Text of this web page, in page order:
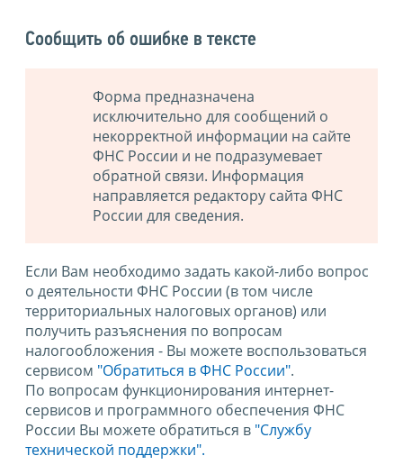
Сообщить об ошибке в тексте
Форма предназначена
исключительно для сообщений о
некорректной информации на сайте
ФНС России и не подразумевает
обратной связи. Информация
направляется редактору сайта ФНС
России для сведения.
Если Вам необходимо задать какой-либо вопрос
о деятельности ФНС России (в том числе
территориальных налоговых органов) или
получить разъяснения по вопросам
налогообложения - Вы можете воспользоваться
сервисом "Обратиться в ФНС России".
По вопросам функционирования интернет-
сервисов и программного обеспечения ФНС
России Вы можете обратиться в "Службу
технической поддержки".